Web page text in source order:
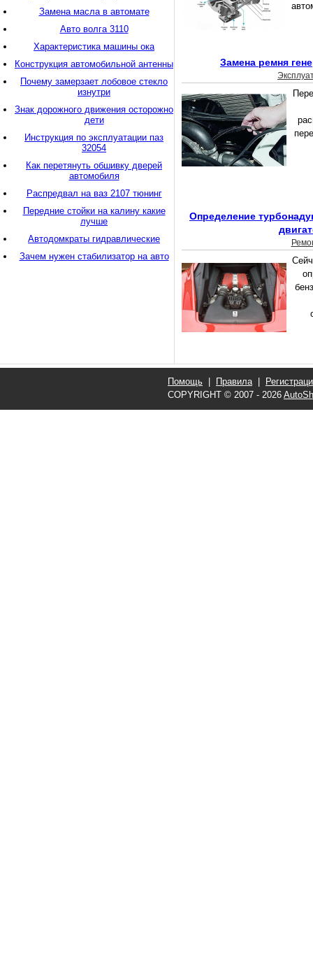
Замена ремня
Определение
Замена масла в автомате
Авто волга 3110
Характеристика машины ока
Конструкция автомобильной антенны
Почему замерзает лобовое стекло
изнутри
Знак дорожного движения осторожно
дети
Инструкция по эксплуатации паз
32054
Как перетянуть обшивку дверей
автомобиля
Распредвал на ваз 2107 тюнинг
Передние стойки на калину какие
лучше
Автодомкраты гидравлические
Зачем нужен стабилизатор на авто
Помощь Правила|
COPYRIGHT © 2007 - 2026